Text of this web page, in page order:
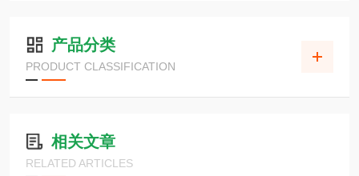
产品分类
PRODUCT CLASSIFICATION
相关文章
RELATED ARTICLES